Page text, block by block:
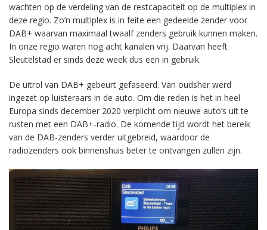
wachten op de verdeling van de restcapaciteit op de multiplex in
deze regio. Zo’n multiplex is in feite een gedeelde zender voor
DAB+ waarvan maximaal twaalf zenders gebruik kunnen maken.
In onze regio waren nog acht kanalen vrij. Daarvan heeft
Sleutelstad er sinds deze week dus een in gebruik.
De uitrol van DAB+ gebeurt gefaseerd. Van oudsher werd
ingezet op luisteraars in de auto. Om die reden is het in heel
Europa sinds december 2020 verplicht om nieuwe auto’s uit te
rusten met een DAB+-radio. De komende tijd wordt het bereik
van de DAB-zenders verder uitgebreid, waardoor de
radiozenders ook binnenshuis beter te ontvangen zullen zijn.